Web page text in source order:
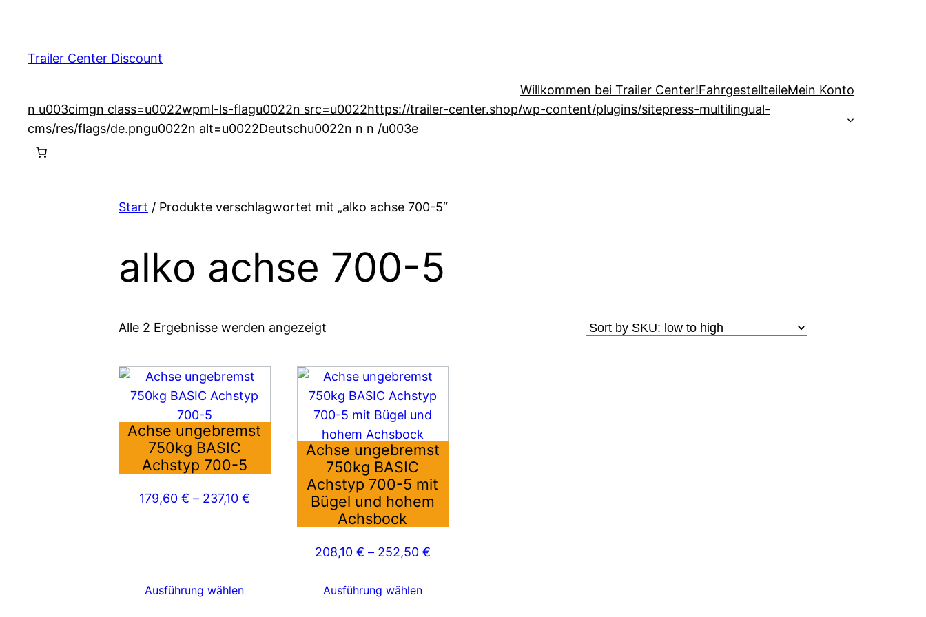
springen
Trailer Center Discount
Willkommen bei Trailer Center!FahrgestellteileMein Konto
n u003cimgn class=u0022wpml-ls-flagu0022n src=u0022https://trailer-center.shop/wp-content/plugins/sitepress-multilingual-
cms/res/flags/de.pngu0022n alt=u0022Deutschu0022n n n /u003e
Start / Produkte verschlagwortet mit „alko achse 700-5“
alko achse 700-5
Alle 2 Ergebnisse werden angezeigt
Achse ungebremst
750kg BASIC
Achstyp 700-5
179,60 € – 237,10 €
Ausführung wählen
Dieses
Produkt
mehrere
Varianten
auf.
Optionen
Produktseite
Achse ungebremst
750kg BASIC
Achstyp 700-5 mit
Bügel und hohem
Achsbock
208,10 € – 252,50 €
Ausführung wählen
Dieses
Produkt
weist
mehrere
Varianten
Die
Optionen
können
Produktseite